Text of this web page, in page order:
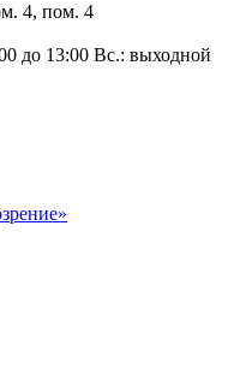
4, пом. 4
до 13:00 Вс.: выходной